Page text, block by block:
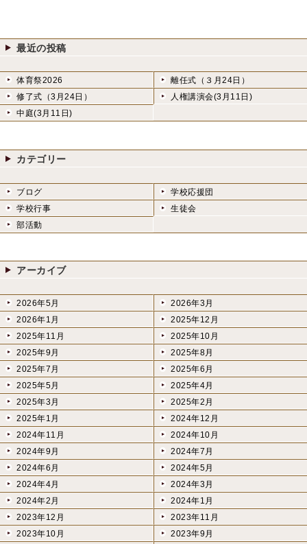
ン
稿:
最近の投稿
体育祭2026
離任式（３月24日）
修了式（3月24日）
人権講演会(3月11日)
中庭(3月11日)
カテゴリー
ブログ
学校応援団
学校行事
生徒会
部活動
アーカイブ
2026年5月
2026年3月
2026年1月
2025年12月
2025年11月
2025年10月
2025年9月
2025年8月
2025年7月
2025年6月
2025年5月
2025年4月
2025年3月
2025年2月
2025年1月
2024年12月
2024年11月
2024年10月
2024年9月
2024年7月
2024年6月
2024年5月
2024年4月
2024年3月
2024年2月
2024年1月
2023年12月
2023年11月
2023年10月
2023年9月